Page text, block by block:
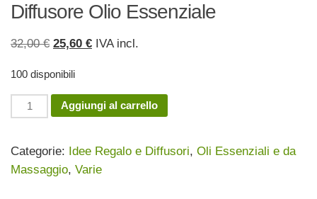
Diffusore Olio Essenziale
32,00€ Il
originale
era:
32,00 €.
25,60 €Il
è:
25,60 €.
IVA incl.
100 disponibili
Diffusore
Olio
quantità
Aggiungi al carrello
Categorie: Idee Regalo e Diffusori, Oli Essenziali e da
Massaggio, Varie